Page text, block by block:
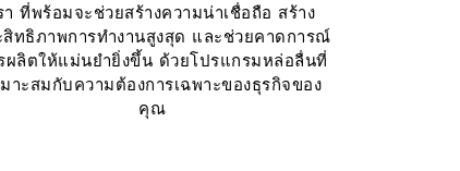
า ที่พร้อมจะช่วยสร้างความน่าเชื่อถือ สร้าง
สิทธิภาพการทำงานสูงสุด และช่วยคาดการณ์
ผลิตให้แม่นยำยิ่งขึ้น ด้วยโปรแกรมหล่อลื่นที่
มาะสมกับความต้องการเฉพาะของธุรกิจของ
คุณ